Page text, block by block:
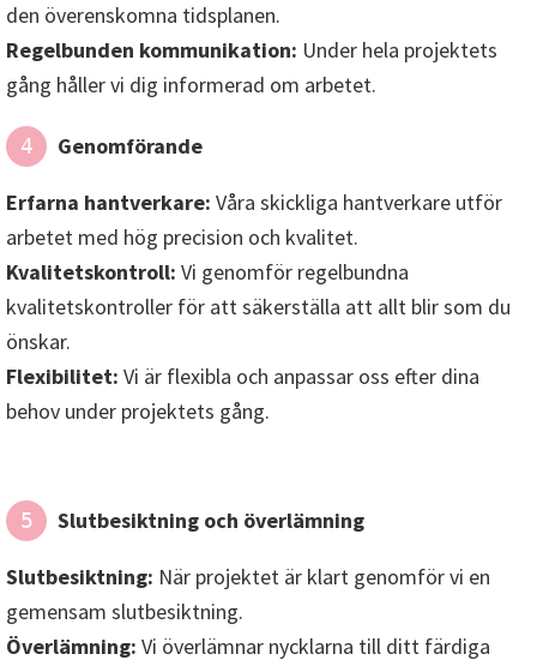
den överenskomna tidsplanen.
Regelbunden kommunikation: Under hela projektets
gång håller vi dig informerad om arbetet.
4 Genomförande
Erfarna hantverkare: Våra skickliga hantverkare utför
arbetet med hög precision och kvalitet.
Kvalitetskontroll: Vi genomför regelbundna
kvalitetskontroller för att säkerställa att allt blir som du
önskar.
Flexibilitet: Vi är flexibla och anpassar oss efter dina
behov under projektets gång.
5 Slutbesiktning och överlämning
Slutbesiktning: När projektet är klart genomför vi en
gemensam slutbesiktning.
Överlämning: Vi överlämnar nycklarna till ditt färdiga